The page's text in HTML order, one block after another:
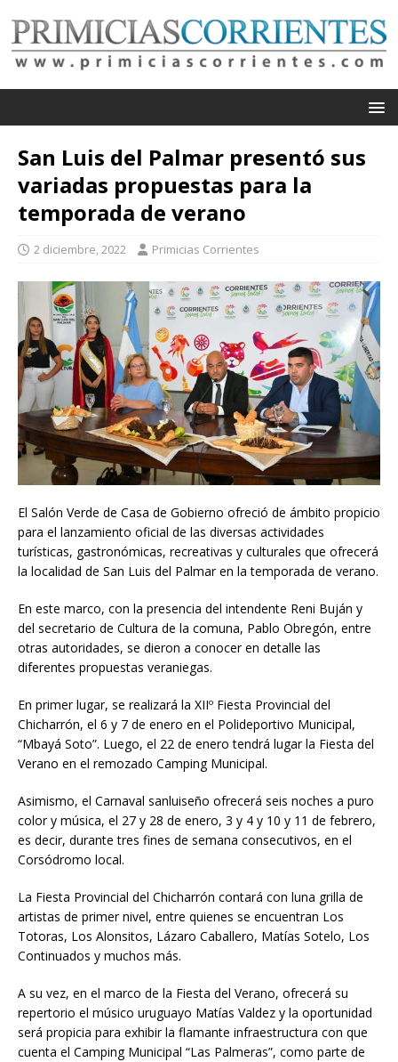
San Luis del Palmar presentó sus
variadas propuestas para la
temporada de verano
2 diciembre, 2022 Primicias Corrientes
El Salón Verde de Casa de Gobierno ofreció de ámbito propicio
para el lanzamiento oficial de las diversas actividades
turísticas, gastronómicas, recreativas y culturales que ofrecerá
la localidad de San Luis del Palmar en la temporada de verano.
En este marco, con la presencia del intendente Reni Buján y
del secretario de Cultura de la comuna, Pablo Obregón, entre
otras autoridades, se dieron a conocer en detalle las
diferentes propuestas veraniegas.
En primer lugar, se realizará la XIIº Fiesta Provincial del
Chicharrón, el 6 y 7 de enero en el Polideportivo Municipal,
“Mbayá Soto”. Luego, el 22 de enero tendrá lugar la Fiesta del
Verano en el remozado Camping Municipal.
Asimismo, el Carnaval sanluiseño ofrecerá seis noches a puro
color y música, el 27 y 28 de enero, 3 y 4 y 10 y 11 de febrero,
es decir, durante tres fines de semana consecutivos, en el
Corsódromo local.
La Fiesta Provincial del Chicharrón contará con luna grilla de
artistas de primer nivel, entre quienes se encuentran Los
Totoras, Los Alonsitos, Lázaro Caballero, Matías Sotelo, Los
Continuados y muchos más.
A su vez, en el marco de la Fiesta del Verano, ofrecerá su
repertorio el músico uruguayo Matías Valdez y la oportunidad
será propicia para exhibir la flamante infraestructura con que
cuenta el Camping Municipal “Las Palmeras”, como parte de